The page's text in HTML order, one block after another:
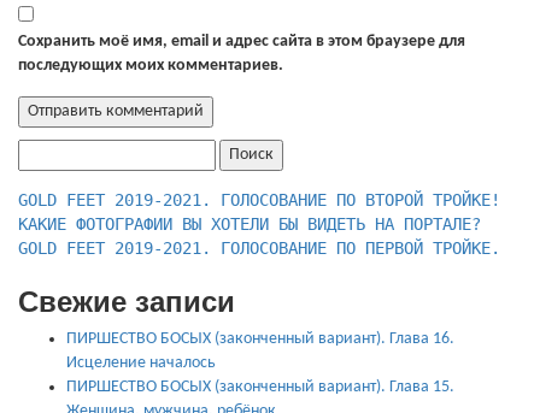
Сохранить моё имя, email и адрес сайта в этом браузере для
последующих моих комментариев.
КАКИЕ ФОТОГРАФИИ ВЫ ХОТЕЛИ БЫ ВИДЕТЬ НА ПОРТАЛЕ?
GOLD FEET 2019-2021. ГОЛОСОВАНИЕ ПО ПЕРВОЙ ТРОЙКЕ.
Свежие записи
ПИРШЕСТВО БОСЫХ (законченный вариант). Глава 16.
Исцеление началось
ПИРШЕСТВО БОСЫХ (законченный вариант). Глава 15.